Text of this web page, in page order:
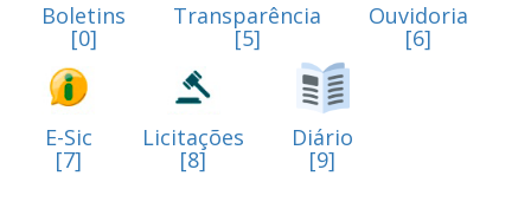
Boletins
[0]
Transparência
[5]
Ouvidoria
[6]
E-Sic
[7]
Licitações
[8]
Diário
[9]